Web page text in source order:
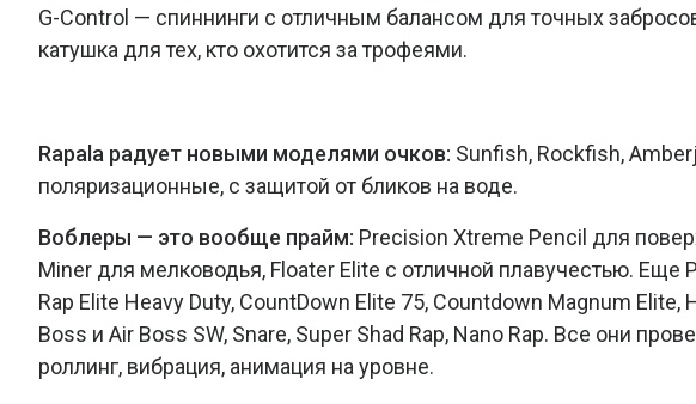
G-Control — спиннинги с отличным балансом для точных
катушка для тех, кто охотится за трофеями.
Rapala радует новыми моделями очков: Sunfish, Rockfish,
поляризационные, с защитой от бликов на воде.
Воблеры — это вообще прайм: Precision Xtreme Pencil для
Miner для мелководья, Floater Elite с отличной плавучестью. Еще
Rap Elite Heavy Duty, CountDown Elite 75, Countdown Magnum
Boss и Air Boss SW, Snare, Super Shad Rap, Nano Rap. Все они
роллинг, вибрация, анимация на уровне.